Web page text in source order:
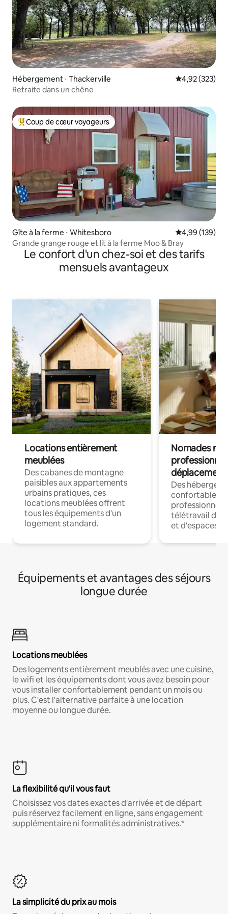
Hébergement ⋅ Thackerville Évaluation
4,92 (323)
Retraite dans un chêne
Coups de cœur voyageurs les plus appréciés
Coup de cœur voyageurs
Gîte à la ferme ⋅ Whitesboro Évaluation
4,99 (139)
Grande grange rouge et lit à la ferme Moo & Bray
Le confort d'un chez-soi et des tarifs
mensuels avantageux
Locations entièrement
meublées
Des cabanes de montagne
paisibles aux appartements
urbains pratiques, ces
locations meublées offrent
tous les équipements d'un
logement standard.
Nomades
déplacement
Des
confortables
professionnels
télétravail
et d'espaces
Équipements et avantages des séjours
longue durée
Locations meublées
Des logements entièrement meublés avec une cuisine,
le wifi et les équipements dont vous avez besoin pour
vous installer confortablement pendant un mois ou
plus. C'est l'alternative parfaite à une location
moyenne ou longue durée.
La flexibilité qu'il vous faut
Choisissez vos dates exactes d'arrivée et de départ
puis réservez facilement en ligne, sans engagement
supplémentaire ni formalités administratives.*
La simplicité du prix au mois